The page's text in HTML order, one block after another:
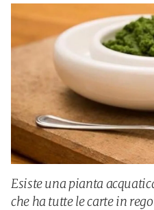
Esiste una pianta
che ha tutte le carte in